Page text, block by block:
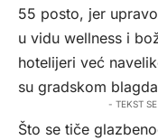
55 posto, jer
u vidu wellness i
hotelijeri već
su gradskom
- TEKST
Što se tiče